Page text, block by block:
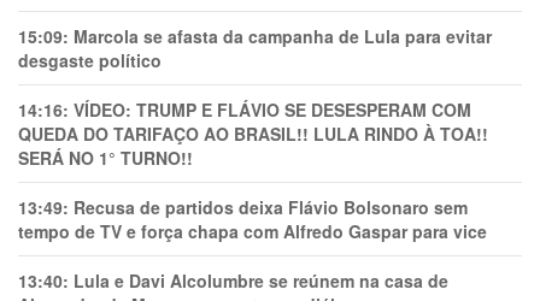
15:09: Marcola se afasta da campanha de Lula para evitar
desgaste político
14:16: VÍDEO: TRUMP E FLÁVIO SE DESESPERAM COM
QUEDA DO TARIFAÇO AO BRASIL!! LULA RINDO À TOA!!
SERÁ NO 1° TURNO!!
13:49: Recusa de partidos deixa Flávio Bolsonaro sem
tempo de TV e força chapa com Alfredo Gaspar para vice
13:40: Lula e Davi Alcolumbre se reúnem na casa de